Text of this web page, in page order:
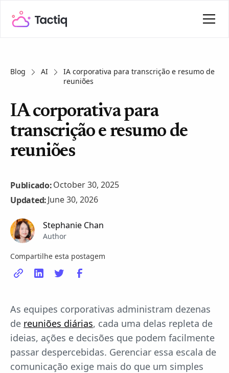
Blog AI
IA corporativa para transcrição e resumo de
reuniões
IA corporativa para
transcrição e resumo de
reuniões
Publicado:October 30, 2025
Updated:June 30, 2026
Stephanie Chan
Author
Compartilhe esta postagem
As equipes corporativas administram dezenas
de reuniões diárias, cada uma delas repleta de
ideias, ações e decisões que podem facilmente
passar despercebidas. Gerenciar essa escala de
comunicação exige mais do que um simples